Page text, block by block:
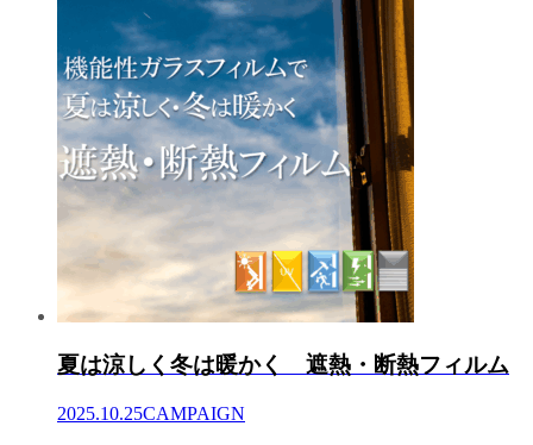
夏は涼しく冬は暖かく 遮熱・断熱フィルム
2025.10.25CAMPAIGN